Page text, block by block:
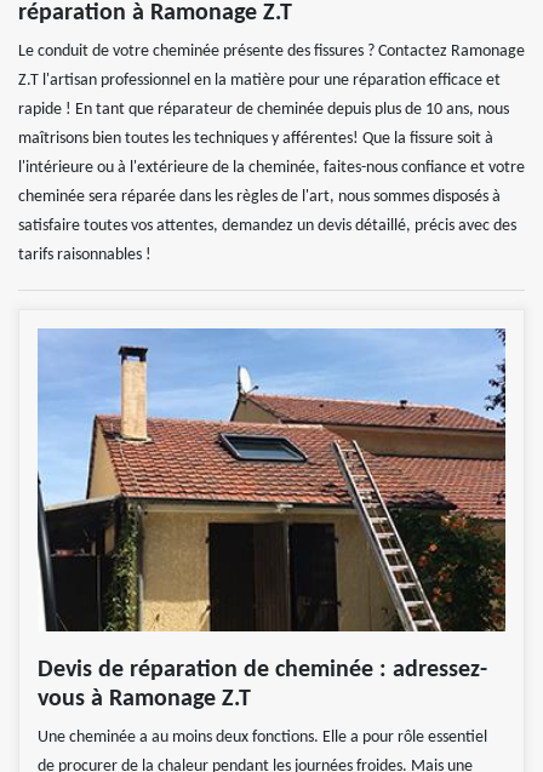
réparation à Ramonage Z.T
Le conduit de votre cheminée présente des fissures ? Contactez Ramonage
Z.T l'artisan professionnel en la matière pour une réparation efficace et
rapide ! En tant que réparateur de cheminée depuis plus de 10 ans, nous
maîtrisons bien toutes les techniques y afférentes! Que la fissure soit à
l'intérieure ou à l'extérieure de la cheminée, faites-nous confiance et votre
cheminée sera réparée dans les règles de l'art, nous sommes disposés à
satisfaire toutes vos attentes, demandez un devis détaillé, précis avec des
tarifs raisonnables !
Devis de réparation de cheminée : adressez-
vous à Ramonage Z.T
Une cheminée a au moins deux fonctions. Elle a pour rôle essentiel
de procurer de la chaleur pendant les journées froides. Mais une